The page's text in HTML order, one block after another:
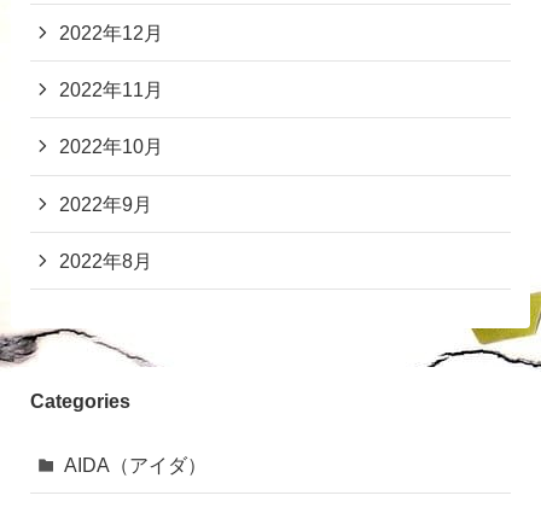
2022年12月
2022年11月
2022年10月
2022年9月
2022年8月
Categories
AIDA（アイダ）